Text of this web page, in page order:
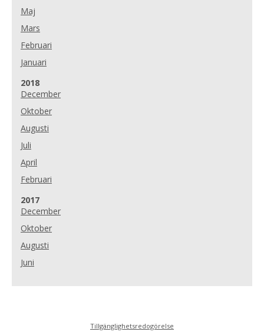
Maj
Mars
Februari
Januari
År:
2018
December
Oktober
Augusti
Juli
April
Februari
År:
2017
December
Oktober
Augusti
Juni
Tillgänglighetsredogörelse